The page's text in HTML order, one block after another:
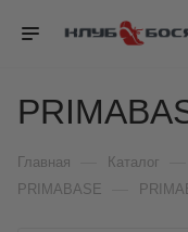
Главная Каталог
PRIMABASE